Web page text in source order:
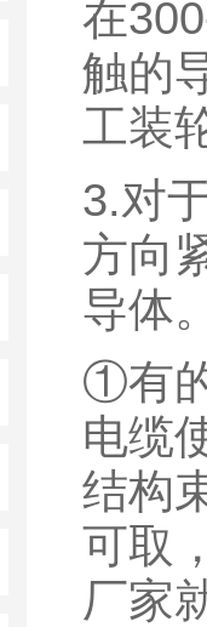
在
触的
工装
3.对
方向
导体
①有
电缆
结构
可取
厂家